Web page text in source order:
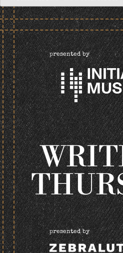
presented by
presented by